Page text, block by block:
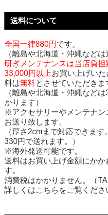
送料について
全国一律880円 です。
（離島や北海道・沖縄など
研ぎメンテナンスは当店負担
33,000円以上お買い上げい
料は無料とさせていただきま
（離島や北海道・沖縄など
かります）
※アクセサリーやメンテナン
お送り致します。
（厚さ2cmまで対応できま
330円で送れます。）
※海外発送可能です。
送料はお買い上げ金額にか
す。
消費税はかかりません。（
詳しくはこちらをご覧くださ